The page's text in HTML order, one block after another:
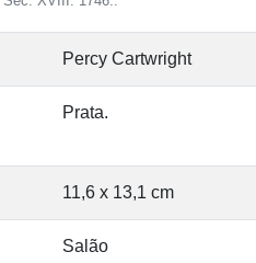
Percy Cartwright
Prata.
11,6 x 13,1 cm
Salão